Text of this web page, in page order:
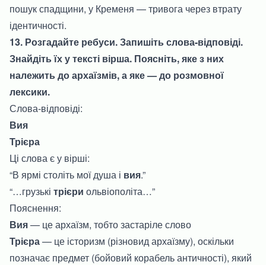
пошук спадщини, у Кременя — тривога через втрату
ідентичності.
13. Розгадайте ребуси. Запишіть слова-відповіді.
Знайдіть їх у тексті вірша. Поясніть, яке з них
належить до архаїзмів, а яке — до розмовної
лексики.
Слова-відповіді:
Вия
Трієра
Ці слова є у вірші:
“В ярмі століть мої душа і вия.”
“…грузькі трієри ольвіополіта…”
Пояснення:
Вия— це архаїзм, тобто застаріле слово
Трієра— це історизм (різновид архаїзму), оскільки
позначає предмет (бойовий корабель античності), який